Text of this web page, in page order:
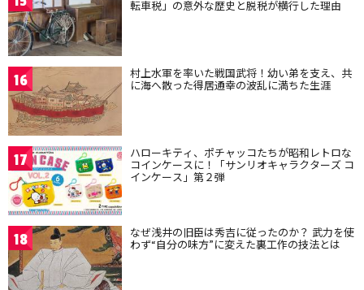
転車税」の意外な歴史と脱税が横行した理由
16 村上水軍を率いた戦国武将！幼い弟を支え、共
に海へ散った得居通幸の波乱に満ちた生涯
17 ハローキティ、ポチャッコたちが昭和レトロな
コインケースに！「サンリオキャラクターズ コ
インケース」第２弾
18 なぜ浅井の旧臣は秀吉に従ったのか？ 武力を使
わず“自分の味方”に変えた裏工作の技法とは